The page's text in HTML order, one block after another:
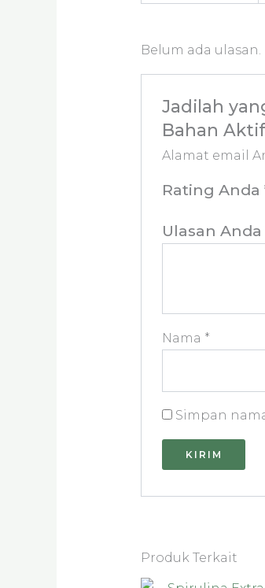
Belum ada ulasan.
Jadilah
Bahan
Alamat email
Rating Anda
Ulasan
Nama *
Simpan
Produk Terkait